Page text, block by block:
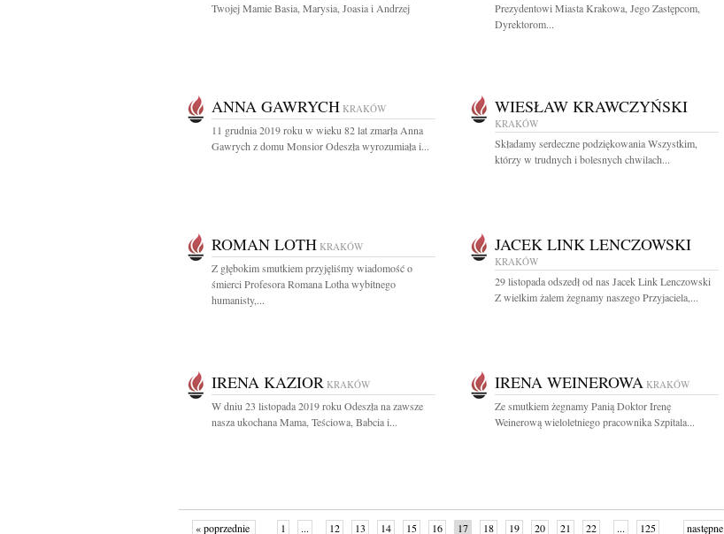
Twojej Mamie Basia, Marysia, Joasia i Andrzej
Prezydentowi Miasta Krakowa, Jego Zastępcom,
Dyrektorom...
ANNA GAWRYCH KRAKÓW
11 grudnia 2019 roku w wieku 82 lat zmarła Anna
Gawrych z domu Monsior Odeszła wyrozumiała i...
WIESŁAW KRAWCZYŃSKI
KRAKÓW
Składamy serdeczne podziękowania Wszystkim,
którzy w trudnych i bolesnych chwilach...
ROMAN LOTH KRAKÓW
Z głębokim smutkiem przyjęliśmy wiadomość o
śmierci Profesora Romana Lotha wybitnego
humanisty,...
JACEK LINK LENCZOWSKI
KRAKÓW
29 listopada odszedł od nas Jacek Link Lenczowski
Z wielkim żalem żegnamy naszego Przyjaciela,...
IRENA KAZIOR KRAKÓW
W dniu 23 listopada 2019 roku Odeszła na zawsze
nasza ukochana Mama, Teściowa, Babcia i...
IRENA WEINEROWA KRAKÓW
Ze smutkiem żegnamy Panią Doktor Irenę
Weinerową wieloletniego pracownika Szpitala...
« poprzednie 1 ... 12 13 14 15 16 17 18 19 20 21 22 ... 125 następne